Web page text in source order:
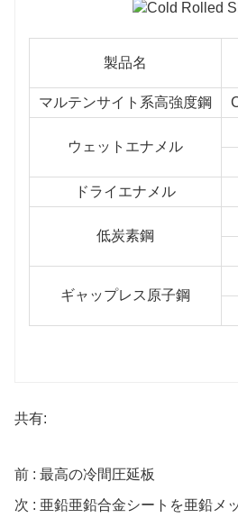
製品名
マルテンサイト系高強度鋼
ウェットエナメル
ドライエナメル
低炭素鋼
ギャップレス原子鋼
共有:
前 : 最高の冷間圧延板
次 : 亜鉛亜鉛合金シートを亜鉛メ